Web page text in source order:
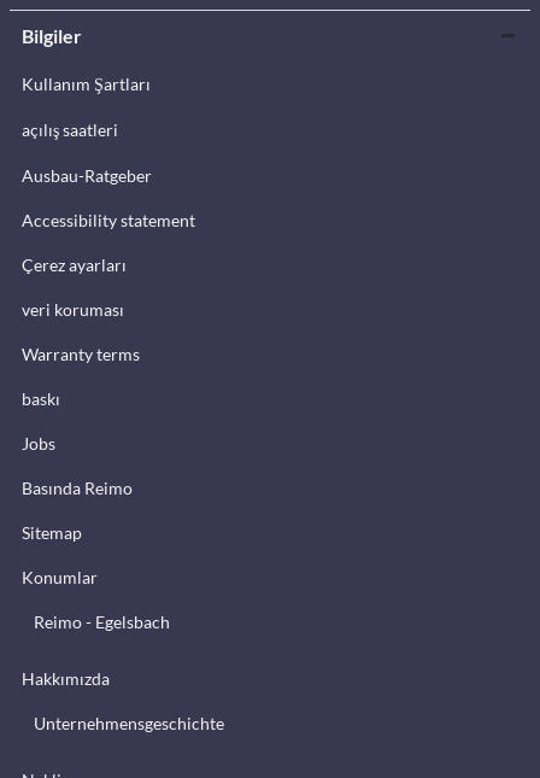
Bilgiler
Kullanım Şartları
açılış saatleri
Ausbau-Ratgeber
Accessibility statement
Çerez ayarları
veri koruması
Warranty terms
baskı
Jobs
Basında Reimo
Sitemap
Konumlar
Reimo - Egelsbach
Hakkımızda
Unternehmensgeschichte